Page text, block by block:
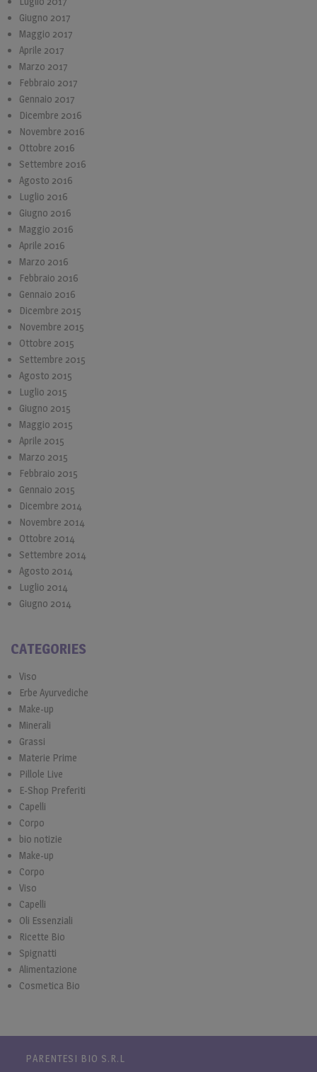
Giugno 2017
Maggio 2017
Aprile 2017
Marzo 2017
Febbraio 2017
Gennaio 2017
Dicembre 2016
Novembre 2016
Ottobre 2016
Settembre 2016
Agosto 2016
Luglio 2016
Giugno 2016
Maggio 2016
Aprile 2016
Marzo 2016
Febbraio 2016
Gennaio 2016
Dicembre 2015
Novembre 2015
Ottobre 2015
Settembre 2015
Agosto 2015
Luglio 2015
Giugno 2015
Maggio 2015
Aprile 2015
Marzo 2015
Febbraio 2015
Gennaio 2015
Dicembre 2014
Novembre 2014
Ottobre 2014
Settembre 2014
Agosto 2014
Luglio 2014
Giugno 2014
CATEGORIES
Viso
Erbe Ayurvediche
Make-up
Minerali
Grassi
Materie Prime
Pillole Live
E-Shop Preferiti
Capelli
Corpo
bio notizie
Make-up
Corpo
Viso
Capelli
Oli Essenziali
Ricette Bio
Spignatti
Alimentazione
Cosmetica Bio
PARENTESI BIO S.R.L